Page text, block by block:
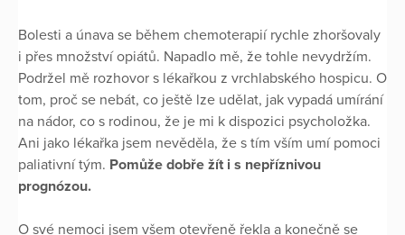
Bolesti a únava se během chemoterapií rychle zhoršovaly
i přes množství opiátů. Napadlo mě, že tohle nevydržím.
Podržel mě rozhovor s lékařkou z vrchlabského hospicu. O
tom, proč se nebát, co ještě lze udělat, jak vypadá umírání
na nádor, co s rodinou, že je mi k dispozici psycholožka.
Ani jako lékařka jsem nevěděla, že s tím vším umí pomoci
paliativní tým. Pomůže dobře žít i s nepříznivou
prognózou.
O své nemoci jsem všem otevřeně řekla a konečně se